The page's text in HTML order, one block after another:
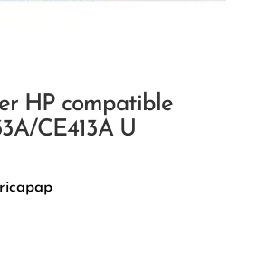
HP compatible
CE413A U